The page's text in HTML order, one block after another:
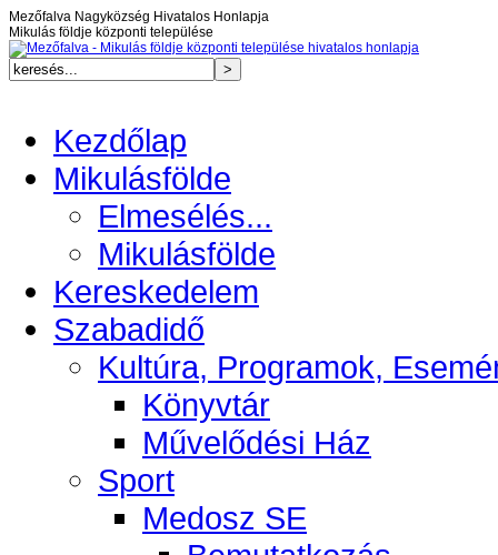
Mezőfalva Nagyközség Hivatalos Honlapja
Mikulás földje központi települése
Kezdőlap
Mikulásfölde
Elmesélés...
Mikulásfölde
Kereskedelem
Szabadidő
Kultúra, Programok,
Könyvtár
Művelődési Ház
Sport
Medosz SE